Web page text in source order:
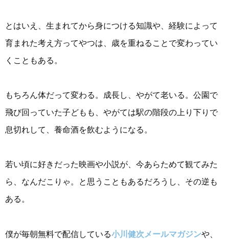
とはいえ、生まれてから身につける知識や、経験によって
育まれた考え方ってやつは、歳を重ねることで変わってい
くこともある。
もちろん体だって変わる。成長し、やがて老いる。公園で
飛び回っていた子どもも、やがては駅の階段の上り下りで
息切れして、養命酒を飲むようになる。
若い頃に好きだった映画や小説が、今あらためて観てみた
ら、なんだこりゃ。と思うこともあるだろうし、その逆も
ある。
僕が毎朝無料で配信している小川健次メールマガジンや、